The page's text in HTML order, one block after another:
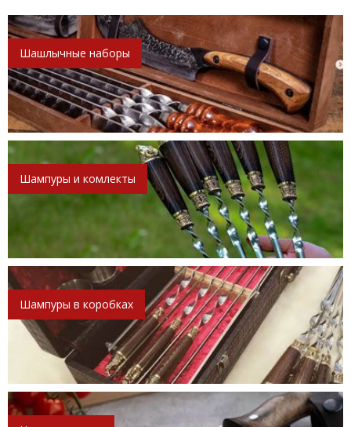
Шашлычные наборы
Шампуры и комлекты
Шампуры в коробках